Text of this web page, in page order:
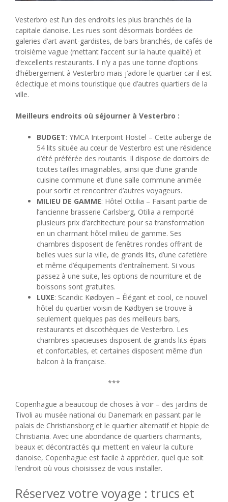
Vesterbro est l’un des endroits les plus branchés de la
capitale danoise. Les rues sont désormais bordées de
galeries d’art avant-gardistes, de bars branchés, de cafés de
troisième vague (mettant l’accent sur la haute qualité) et
d’excellents restaurants. Il n’y a pas une tonne d’options
d’hébergement à Vesterbro mais j’adore le quartier car il est
éclectique et moins touristique que d’autres quartiers de la
ville.
Meilleurs endroits où séjourner à Vesterbro :
BUDGET: YMCA Interpoint Hostel – Cette auberge de
54 lits située au cœur de Vesterbro est une résidence
d’été préférée des routards. Il dispose de dortoirs de
toutes tailles imaginables, ainsi que d’une grande
cuisine commune et d’une salle commune animée
pour sortir et rencontrer d’autres voyageurs.
MILIEU DE GAMME: Hôtel Ottilia – Faisant partie de
l’ancienne brasserie Carlsberg, Otilia a remporté
plusieurs prix d’architecture pour sa transformation
en un charmant hôtel milieu de gamme. Ses
chambres disposent de fenêtres rondes offrant de
belles vues sur la ville, de grands lits, d’une cafetière
et même d’équipements d’entraînement. Si vous
passez à une suite, les options de nourriture et de
boissons sont gratuites.
LUXE: Scandic Kødbyen – Élégant et cool, ce nouvel
hôtel du quartier voisin de Kødbyen se trouve à
seulement quelques pas des meilleurs bars,
restaurants et discothèques de Vesterbro. Les
chambres spacieuses disposent de grands lits épais
et confortables, et certaines disposent même d’un
balcon à la française.
***
Copenhague a beaucoup de choses à voir – des jardins de
Tivoli au musée national du Danemark en passant par le
palais de Christiansborg et le quartier alternatif et hippie de
Christiania. Avec une abondance de quartiers charmants,
beaux et décontractés qui mettent en valeur la culture
danoise, Copenhague est facile à apprécier, quel que soit
l’endroit où vous choisissez de vous installer.
Réservez votre voyage : trucs et